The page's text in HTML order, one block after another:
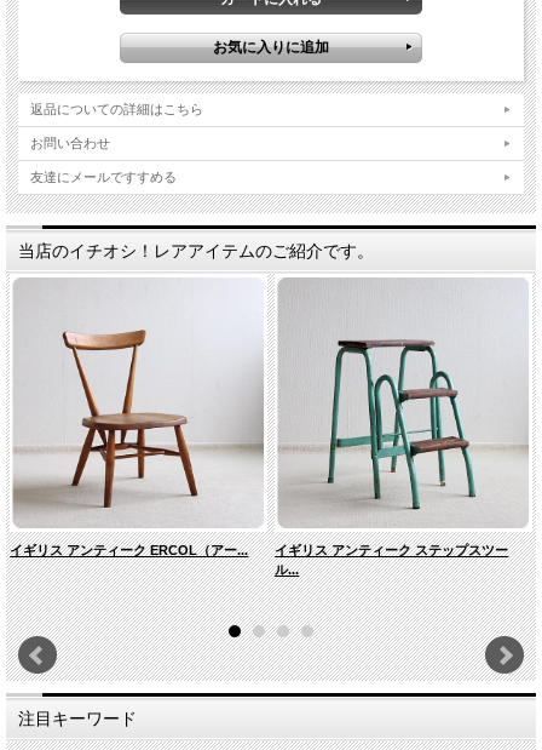
返品についての詳細はこちら
お問い合わせ
友達にメールですすめる
当店のイチオシ！レアアイテムのご紹介です。
イギリス アンティーク ERCOL（アー...
イギリス アンティーク ステップスツー
ル...
注目キーワード